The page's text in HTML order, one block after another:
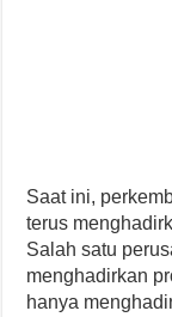
Saat ini,
terus
Salah satu
menghadirkan
hanya